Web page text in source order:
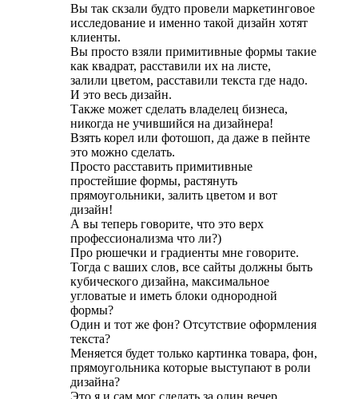
Вы так скзали будто провели маркетинговое
исследование и именно такой дизайн хотят
клиенты.
Вы просто взяли примитивные формы такие
как квадрат, расставили их на листе,
залили цветом, расставили текста где надо.
И это весь дизайн.
Также может сделать владелец бизнеса,
никогда не учившийся на дизайнера!
Взять корел или фотошоп, да даже в пейнте
это можно сделать.
Просто расставить примитивные
простейшие формы, растянуть
прямоугольники, залить цветом и вот
дизайн!
А вы теперь говорите, что это верх
профессионализма что ли?)
Про рюшечки и градиенты мне говорите.
Тогда с ваших слов, все сайты должны быть
кубического дизайна, максимальное
угловатые и иметь блоки однородной
формы?
Один и тот же фон? Отсутствие оформления
текста?
Меняется будет только картинка товара, фон,
прямоугольника которые выступают в роли
дизайна?
Это я и сам мог сделать за один вечер.